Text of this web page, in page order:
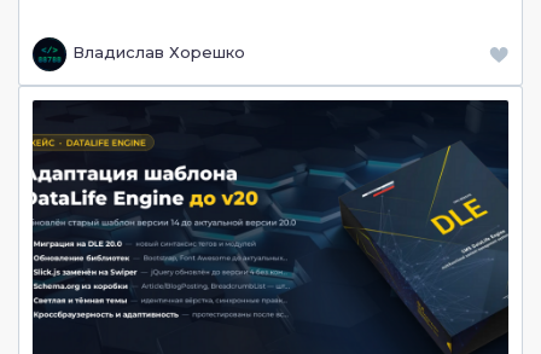
ошибок в Google Search Console
Владислав Хорешко